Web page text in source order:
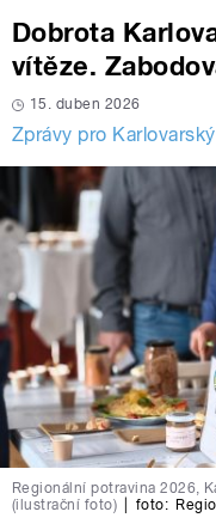
Dobrota
vítěze.
15. duben 2026
Zprávy pro
Regionální potravina 2026,
(ilustrační foto)
foto: